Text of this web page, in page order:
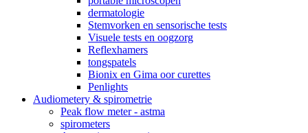
dermatologie
Stemvorken en sensorische tests
Visuele tests en oogzorg
Reflexhamers
tongspatels
Bionix en Gima oor curettes
Penlights
Audiometery & spirometrie
Peak flow meter - astma
spirometers